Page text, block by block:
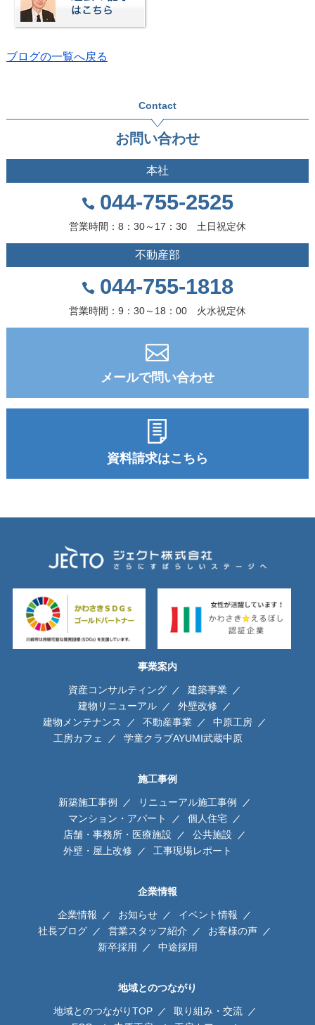
ブログの一覧へ戻る
Contact
お問い合わせ
本社
044-755-2525
営業時間：8：30～17：30 土日祝定休
不動産部
044-755-1818
営業時間：9：30～18：00 火水祝定休
メールで問い合わせ
資料請求はこちら
事業案内
資産コンサルティング
建築事業
建物リニューアル
外壁改修
建物メンテナンス
不動産事業
中原工房
工房カフェ
学童クラブAYUMI武蔵中原
施工事例
新築施工事例
リニューアル施工事例
マンション・アパート
個人住宅
店舗・事務所・医療施設
公共施設
外壁・屋上改修
工事現場レポート
企業情報
企業情報 お知らせ
イベント情報
社長ブログ
営業スタッフ紹介
お客様の声
新卒採用
中途採用
地域とのつながり
地域とのつながりTOP
取り組み・交流